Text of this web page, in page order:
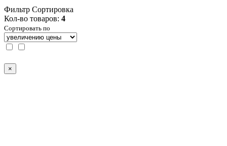
Фильтр Сортировка
Кол-во товаров: 4
Сортировать по
×